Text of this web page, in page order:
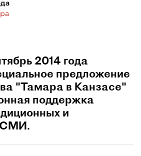
2014 года
предложение
"Тамара в Канзасе"
поддержка
и
СМИ.